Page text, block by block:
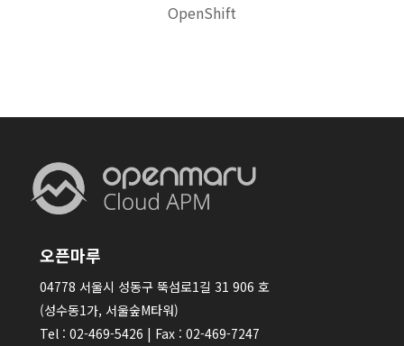
OpenShift
오픈마루
04778 서울시 성동구 뚝섬로1길 31 906 호
(성수동1가, 서울숲M타워)
Tel : 02-469-5426 | Fax : 02-469-7247